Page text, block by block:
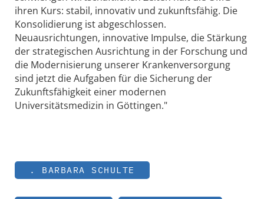
ihren Kurs: stabil, innovativ und zukunftsfähig. Die
Konsolidierung ist abgeschlossen.
Neuausrichtungen, innovative Impulse, die Stärkung
der strategischen Ausrichtung in der Forschung und
die Modernisierung unserer Krankenversorgung
sind jetzt die Aufgaben für die Sicherung der
Zukunftsfähigkeit einer modernen
Universitätsmedizin in Göttingen."
. BARBARA SCHULTE